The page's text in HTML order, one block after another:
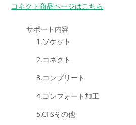
コネクト商品ページはこちら
サポート内容
1.ソケット
2.コネクト
3.コンプリート
4.コンフォート加工
5.CFSその他